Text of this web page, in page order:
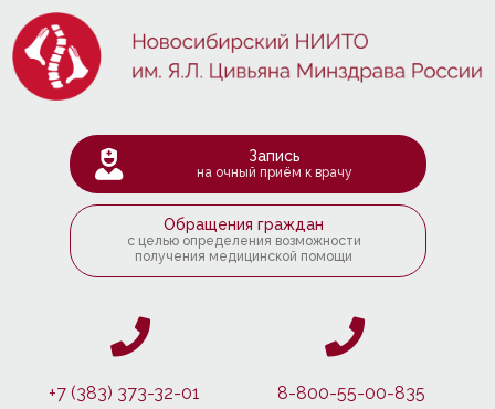
Запись
на очный приём к врачу
Обращения граждан
с целью определения возможности
получения медицинской помощи
+7 (383) 373-32-01 8-800-55-00-835